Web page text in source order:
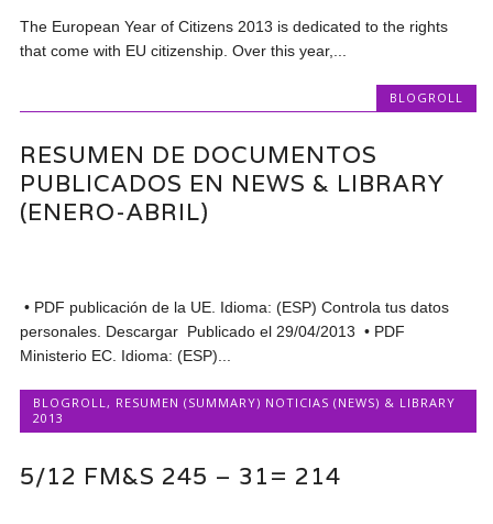
The European Year of Citizens 2013 is dedicated to the rights
that come with EU citizenship. Over this year,...
BLOGROLL
RESUMEN DE DOCUMENTOS
PUBLICADOS EN NEWS & LIBRARY
(ENERO-ABRIL)
• PDF publicación de la UE. Idioma: (ESP) Controla tus datos
personales. Descargar Publicado el 29/04/2013 • PDF
Ministerio EC. Idioma: (ESP)...
BLOGROLL, RESUMEN (SUMMARY) NOTICIAS (NEWS) & LIBRARY
2013
5/12 FM&S 245 – 31= 214